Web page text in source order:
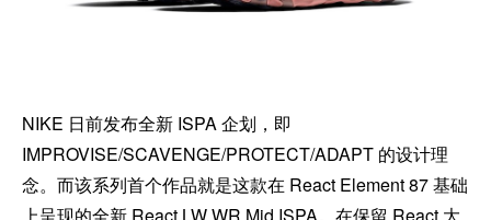
NIKE 日前发布全新 ISPA 企划，即
IMPROVISE/SCAVENGE/PROTECT/ADAPT 的设计理
念。而该系列首个作品就是这款在 React Element 87 基础